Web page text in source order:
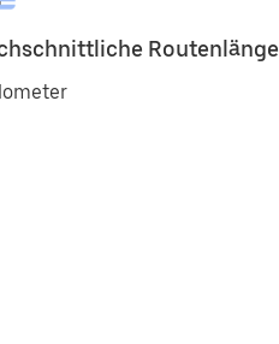
Routenlänge